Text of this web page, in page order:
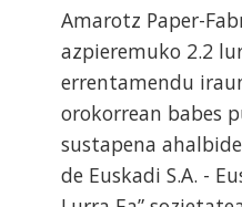
Amarotz Paper-
azpieremuko 2.2
errentamendu
orokorrean babes
sustapena
de Euskadi S.A. -